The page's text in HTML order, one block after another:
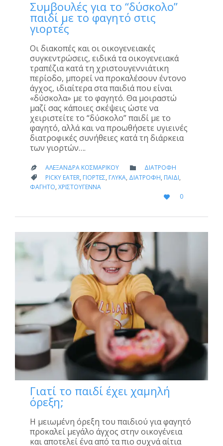
Συμβουλές για το “δύσκολο”
παιδί με το φαγητό στις
γιορτές
Οι διακοπές και οι οικογενειακές
συγκεντρώσεις, ειδικά τα οικογενειακά
τραπέζια κατά τη χριστουγεννιάτικη
περίοδο, μπορεί να προκαλέσουν έντονο
άγχος, ιδιαίτερα στα παιδιά που είναι
«δύσκολα» με το φαγητό. Θα μοιραστώ
μαζί σας κάποιες σκέψεις ώστε να
χειριστείτε το “δύσκολο” παιδί με το
φαγητό, αλλά και να προωθήσετε υγιεινές
διατροφικές συνήθειες κατά τη διάρκεια
των γιορτών….
 ΑΛΕΞΆΝΔΡΑ ΚΟΣΜΑΡΊΚΟΥ  CATEGORY
ΔΙΑΤΡΟΦΉ
 CATEGORY
PICKY EATER, ΓΙΟΡΤΈΣ, ΓΛΥΚΆ, ΔΙΑΤΡΟΦΉ, ΠΑΙΔΊ,
ΦΑΓΗΤΌ, ΧΡΙΣΤΟΎΓΕΝΝΑ

LOVE
IT
0
Γιατί το παιδί έχει χαμηλή
όρεξη;
Η μειωμένη όρεξη του παιδιού για φαγητό
προκαλεί μεγάλο άγχος στην οικογένεια
και αποτελεί ένα από τα πιο συχνά αίτια